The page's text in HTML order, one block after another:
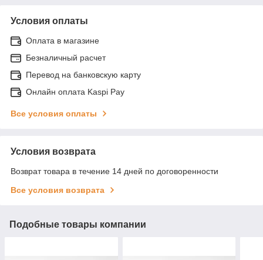
Условия оплаты
Оплата в магазине
Безналичный расчет
Перевод на банковскую карту
Онлайн оплата Kaspi Pay
Все условия оплаты
Условия возврата
Возврат товара в течение 14 дней по договоренности
Все условия возврата
Подобные товары компании